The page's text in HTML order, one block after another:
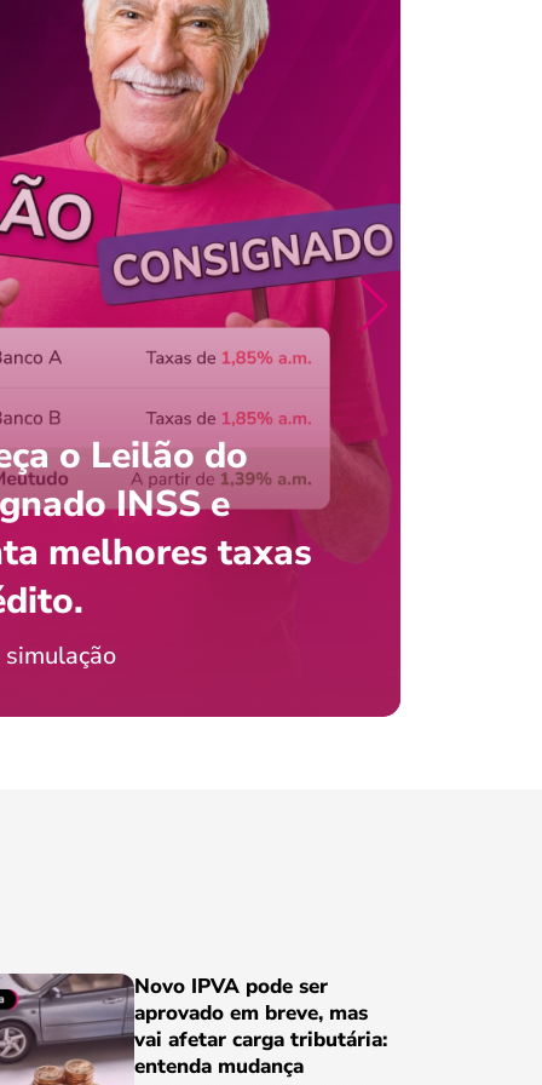
saldo do FGTS pelo
com o celular?
Jordão
o Leilão do
INSS e
melhores taxas
simulação
Novo IPVA pode ser
aprovado em breve, mas
vai afetar carga tributária:
entenda mudança